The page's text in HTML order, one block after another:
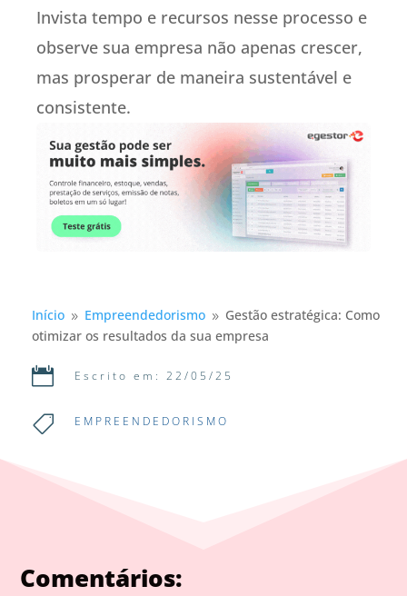
Invista tempo e recursos nesse processo e
observe sua empresa não apenas crescer,
mas prosperar de maneira sustentável e
consistente.
Início 9 Empreendedorismo 9 Gestão estratégica: Como
otimizar os resultados da sua empresa
 Escrito em: 22/05/25
 EMPREENDEDORISMO
Comentários: